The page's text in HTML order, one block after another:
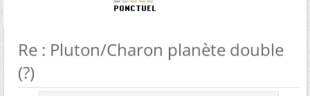
Re : Pluton/Charon planète double
(?)